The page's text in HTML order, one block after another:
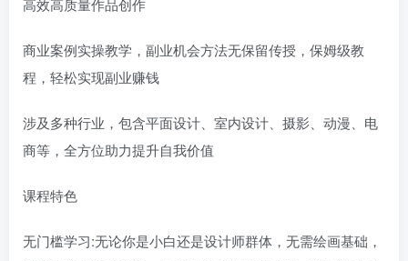
高效高质量作品创作
商业案例实操教学，副业机会方法无保留传授，保姆级教
程，轻松实现副业赚钱
涉及多种行业，包含平面设计、室内设计、摄影、动漫、电
商等，全方位助力提升自我价值
课程特色
无门槛学习:无论你是小白还是设计师群体，无需绘画基础，